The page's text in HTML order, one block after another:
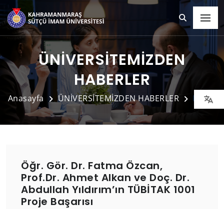
ÜNİVERSİTEMİZDEN
HABERLER
Anasayfa ÜNİVERSİTEMİZDEN HABERLER Detay
Öğr. Gör. Dr. Fatma Özcan,
Prof.Dr. Ahmet Alkan ve Doç. Dr.
Abdullah Yıldırım’ın TÜBİTAK 1001
Proje Başarısı